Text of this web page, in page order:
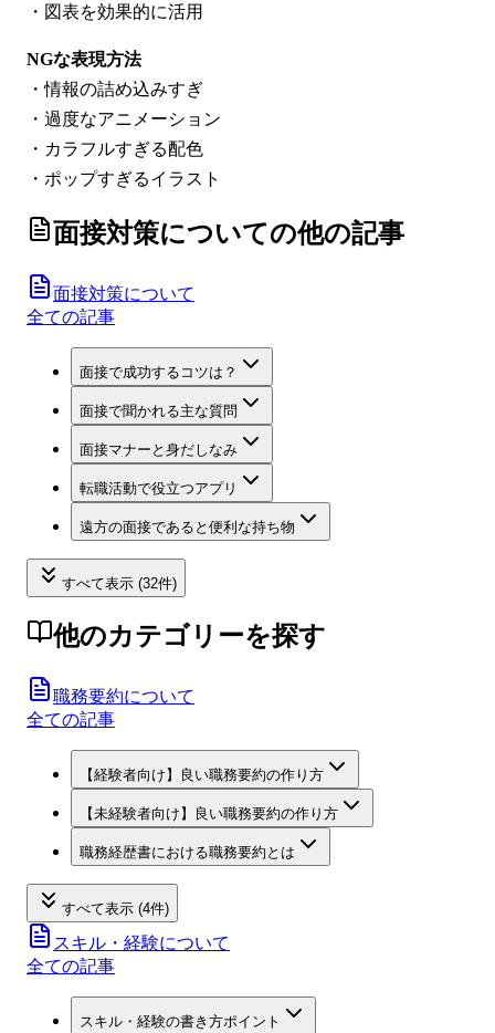
・図表を効果的に活用
NGな表現方法
・情報の詰め込みすぎ
・過度なアニメーション
・カラフルすぎる配色
・ポップすぎるイラスト
面接対策についての他の記事
面接対策について
全ての記事
面接で成功するコツは？
面接で聞かれる主な質問
面接マナーと身だしなみ
転職活動で役立つアプリ
遠方の面接であると便利な持ち物
すべて表示 (32件)
他のカテゴリーを探す
職務要約について
全ての記事
【経験者向け】良い職務要約の作り方
【未経験者向け】良い職務要約の作り方
職務経歴書における職務要約とは
すべて表示 (4件)
スキル・経験について
全ての記事
スキル・経験の書き方ポイント